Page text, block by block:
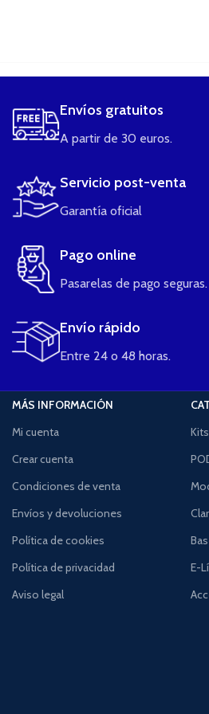
Envíos gratuitos
A partir de 30 euros.
Servicio post-venta
Garantía oficial
Pago online
Pasarelas de pago seguras.
Envío rápido
Entre 24 o 48 horas.
MÁS INFORMACIÓN
Mi cuenta
Crear cuenta
Condiciones de venta
Envíos y devoluciones
Política de cookies
Política de privacidad
Aviso legal
E-